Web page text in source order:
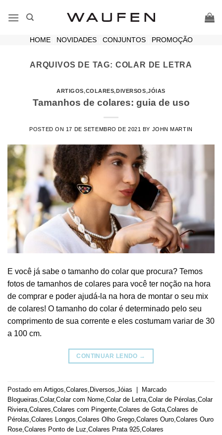
HOME| NOVIDADES| CONJUNTOS| PROMOÇÃO
ARQUIVOS DE TAG: COLAR DE LETRA
ARTIGOS,COLARES,DIVERSOS,JÓIAS
Tamanhos de colares: guia de uso
POSTED ON 17 DE SETEMBRO DE 2021 BY JOHN MARTIN
E você já sabe o tamanho do colar que procura? Temos
fotos de tamanhos de colares para você ter noção na hora
de comprar e poder ajudá-la na hora de montar o seu mix
de colares! O tamanho do colar é determinado pelo seu
comprimento de sua corrente e eles costumam variar de 30
a 100 cm.
CONTINUAR LENDO →
Postado em Artigos,Colares, Diversos,Jóias
Marcado
Blogueiras,Colar,Colar com Nome,Colar de Letra,Colar de Pérolas,Colar
Riviera,Colares,Colares com Pingente,Colares de Gota,Colares de
Pérolas,Colares Longos,Colares Olho Grego,Colares Ouro,Colares Ouro
Rose,Colares Ponto de Luz,Colares Prata 925,Colares